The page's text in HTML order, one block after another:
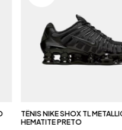
TÊNIS NIKE SHOX TL METALLIC
HEMATITE PRETO